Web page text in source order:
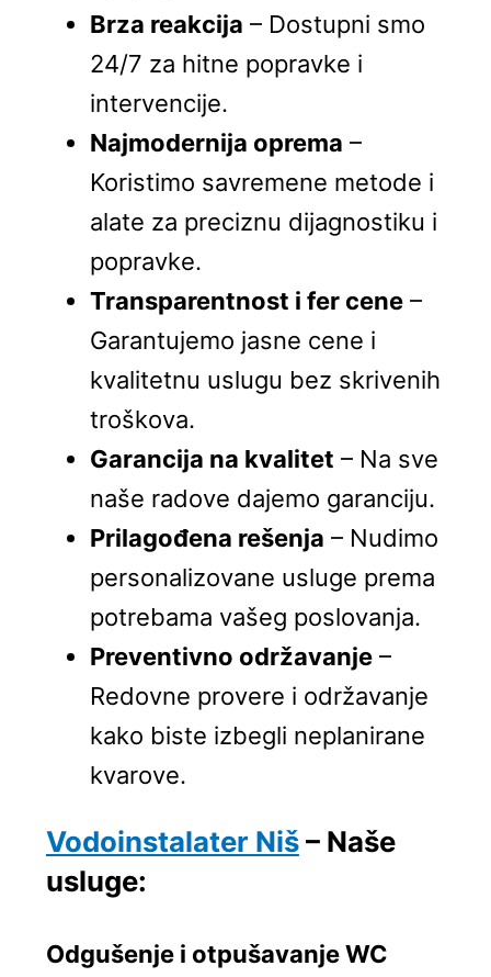
Brza reakcija – Dostupni smo
24/7 za hitne popravke i
intervencije.
Najmodernija oprema –
Koristimo savremene metode i
alate za preciznu dijagnostiku i
popravke.
Transparentnost i fer cene–
Garantujemo jasne cene i
kvalitetnu uslugu bez skrivenih
troškova.
Garancija na kvalitet – Na sve
naše radove dajemo garanciju.
Prilagođena rešenja – Nudimo
personalizovane usluge prema
potrebama vašeg poslovanja.
Preventivno održavanje–
Redovne provere i održavanje
kako biste izbegli neplanirane
kvarove.
Vodoinstalater Niš– Naše
usluge:
Odgušenje i otpušavanje WC